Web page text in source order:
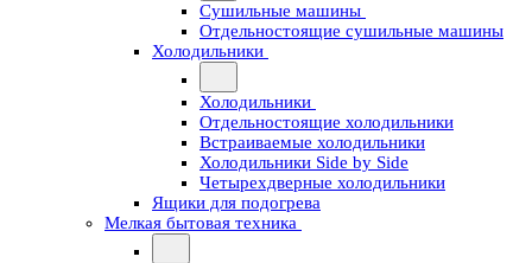
Сушильные машины
Отдельностоящие сушильные машины
Холодильники
Холодильники
Отдельностоящие холодильники
Встраиваемые холодильники
Холодильники Side by Side
Четырехдверные холодильники
Ящики для подогрева
Мелкая бытовая техника